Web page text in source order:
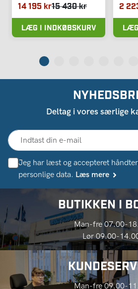
14 195 kr15 430 kr
LÆG I INDKØBSKURV
2
Deltag i vores særlige
Jeg har læst og accepteret
personlige data. Læs mere
BUTIKKEN I
Man-fre 07.00-
Lør 09.00-
Man-fre 09.00-